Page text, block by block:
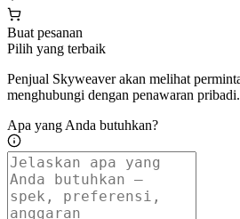
Buat pesanan
Pilih yang terbaik
Penjual Skyweaver akan melihat
menghubungi dengan penawaran pribadi.
Apa yang Anda butuhkan?